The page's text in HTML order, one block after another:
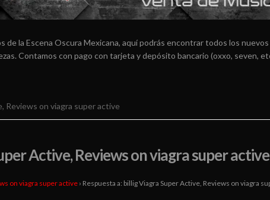
la Escena Oscura Mexicana, aquí podrás encontrar todos los
Contamos con pago con tarjeta y depósito bancario (oxxo, seven,
Reviews on viagra super active
Active, Reviews on viagra super active
on viagra super active › Respuesta a: billig Viagra Super Active, Reviews on viagra